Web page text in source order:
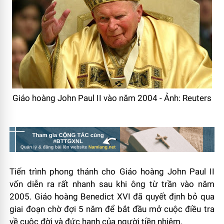
Giáo hoàng John Paul II vào năm 2004 - Ảnh: Reuters
Tiến trình phong thánh cho Giáo hoàng John Paul II
vốn diễn ra rất nhanh sau khi ông từ trần vào năm
2005. Giáo hoàng Benedict XVI đã quyết định bỏ qua
giai đoạn chờ đợi 5 năm để bắt đầu mở cuộc điều tra
về cuộc đời và đức hạnh của người tiền nhiệm.